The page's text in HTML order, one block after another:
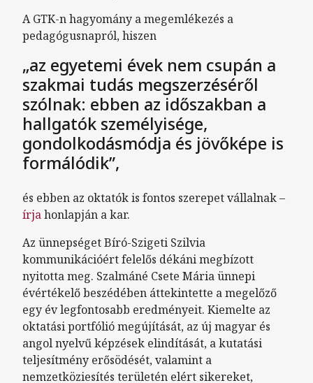
A GTK-n hagyomány a megemlékezés a
pedagógusnapról, hiszen
„az egyetemi évek nem csupán a
szakmai tudás megszerzéséről
szólnak: ebben az időszakban a
hallgatók személyisége,
gondolkodásmódja és jövőképe is
formálódik”,
és ebben az oktatók is fontos szerepet vállalnak –
írjahonlapján a kar.
Az ünnepséget Bíró-Szigeti Szilvia
kommunikációért felelős dékáni megbízott
nyitotta meg. Szalmáné Csete Mária ünnepi
évértékelő beszédében áttekintette a megelőző
egy év legfontosabb eredményeit. Kiemelte az
oktatási portfólió megújítását, az új magyar és
angol nyelvű képzések elindítását, a kutatási
teljesítmény erősödését, valamint a
nemzetköziesítés területén elért sikereket,